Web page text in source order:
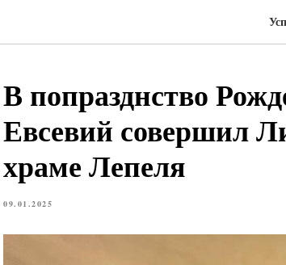
В попразднство
Евсевий совершил
храме Лепеля
09.01.2025